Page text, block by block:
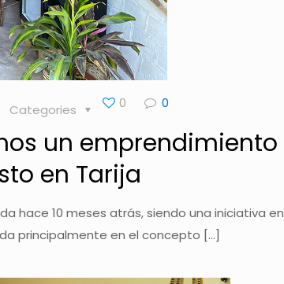
Categories 0 0
un emprendimiento
en Tarija
hace 10 meses atrás, siendo una iniciativa en
principalmente en el concepto […]